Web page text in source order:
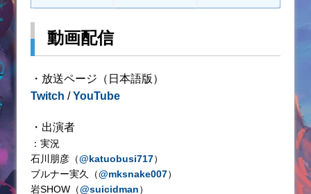
動画配信
・放送ページ（日本語版）
Twitch /YouTube
・出演者
：実況
石川朋彦（@katuobusi717）
ブルナー実久（@mksnake007）
岩SHOW（@suicidman）